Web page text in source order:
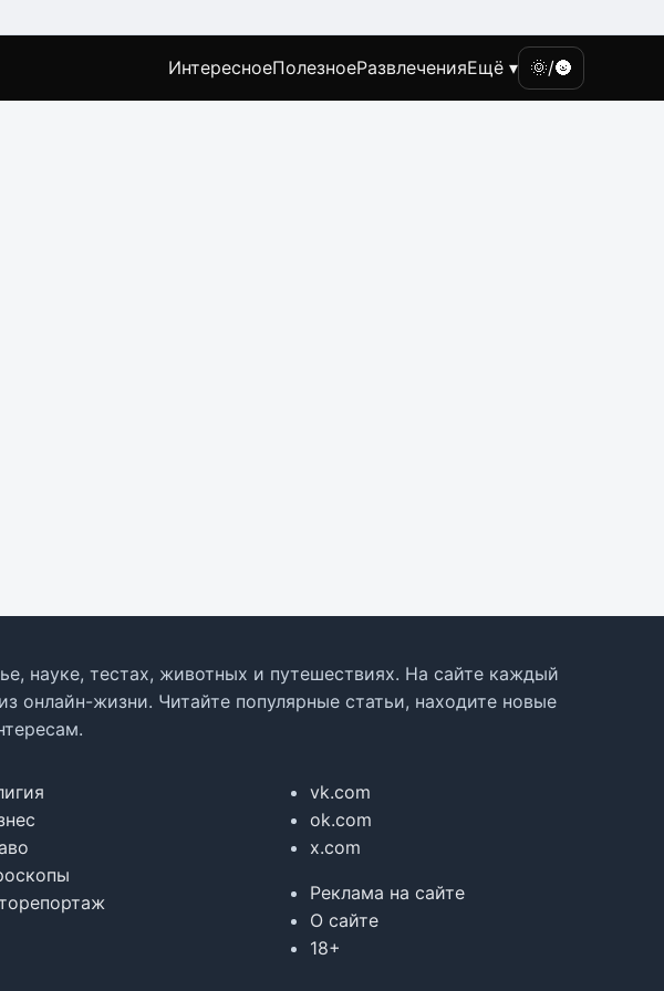
ИнтересноеПолезноеРазвлеченияЕщё ▾ 🌞/🌚
науке, тестах, животных и путешествиях. На сайте каждый
онлайн-жизни. Читайте популярные статьи, находите новые
vk.com
ok.com
x.com
Реклама на сайте
О сайте
18+